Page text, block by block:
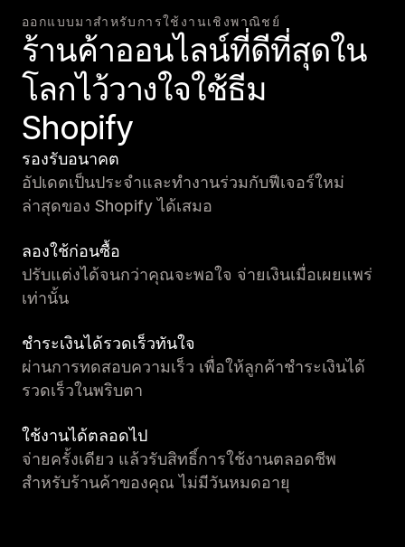
ออกแบบมาสำหรับการใช้งานเชิงพาณิชย์
ร้านค้าออนไลน์ที่ดีที่สุดใน
โลกไว้วางใจใช้ธีม
Shopify
รองรับอนาคต
อัปเดตเป็นประจำและทำงานร่วมกับฟีเจอร์ใหม่
ล่าสุดของ Shopify ได้เสมอ
ลองใช้ก่อนซื้อ
ปรับแต่งได้จนกว่าคุณจะพอใจ จ่ายเงินเมื่อเผยแพร่
เท่านั้น
ชำระเงินได้รวดเร็วทันใจ
ผ่านการทดสอบความเร็ว เพื่อให้ลูกค้าชำระเงินได้
รวดเร็วในพริบตา
ใช้งานได้ตลอดไป
จ่ายครั้งเดียว แล้วรับสิทธิ์การใช้งานตลอดชีพ
สำหรับร้านค้าของคุณ ไม่มีวันหมดอายุ